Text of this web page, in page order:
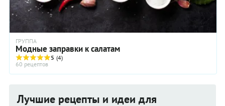
ГРУППА
Модные заправки к салатам
5 (4)
60 рецептов
Лучшие рецепты и идеи для